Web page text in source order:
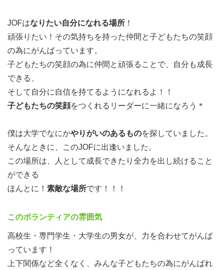
みんなが子どもたちを笑顔にしたい！
子どもたちに夢をあたえたい！ という熱い想いを持った
家族のようにあたたかい仲間たちです。
もちろん、アウトドアやキャンプの知識は一切不要！
JOFはなりたい自分になれる場所 ！
頑張りたい！その気持ちを持った仲間と子どもたちの笑顔
の為にがんばっています。
子どもたちの笑顔の為に仲間と頑張ることで、自分も成長
できる、
そして自分に自信を持てるようになれるよ！！
子どもたちの笑顔をつくれるリーダーに一緒になろう＊
僕は大学でなにかやりがいのあるものを探していました。
そんなときに、このJOFに出逢いました。
この場所は、人として成長できたり全力を出し続けること
ができる
ほんとに！ 素敵な場所です！！！
このボランティアの雰囲気
高校生・専門学生・大学生の男女が、力を合わせてがんば
っています！
上下関係など全くなく、みんな子どもたちの為にがんばれ